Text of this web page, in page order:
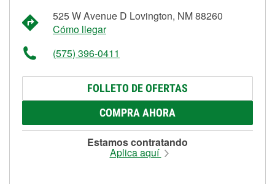
525 W Avenue D Lovington, NM 88260
Cómo llegar
(575) 396-0411
FOLLETO DE OFERTAS
COMPRA AHORA
Estamos contratando
Aplica aquí